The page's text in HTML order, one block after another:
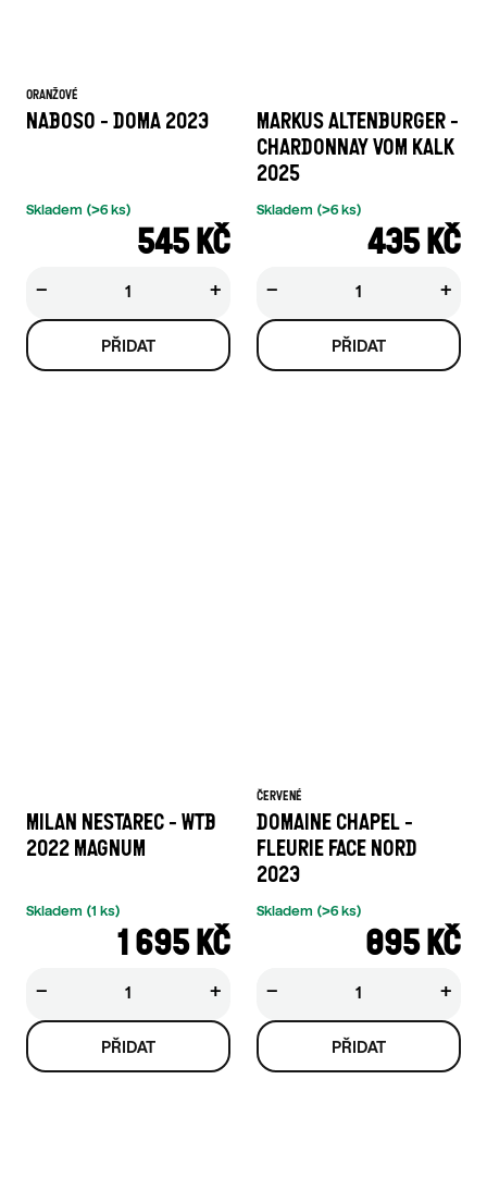
ORANŽOVÉ
NABOSO - DOMA 2023
545 KČ
Skladem (>6 ks)
+
−
MARKUS ALTENBURGER -
CHARDONNAY VOM KALK
2025
435 KČ
Skladem (>6 ks)
+
−
MILAN NESTAREC - WTB
2022 MAGNUM
1 695 KČ
Skladem (1 ks)
+
−
ČERVENÉ
DOMAINE CHAPEL -
FLEURIE FACE NORD
2023
895 KČ
Skladem (>6 ks)
+
−